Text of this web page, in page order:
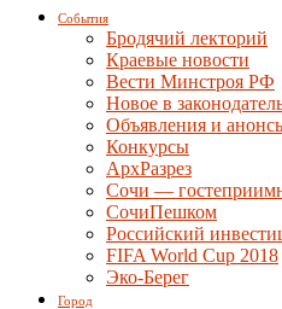
События
Бродячий лекторий
Краевые новости
Вести Минстроя РФ
Новое в
Объявления и
Конкурсы
АрхРазрез
Сочи —
СочиПешком
Российский
FIFA World Cup 2018
Эко-Берег
Город